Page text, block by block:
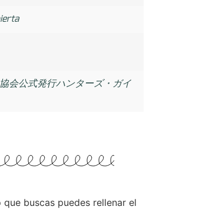
会公式発行ハンターズ・ガイ
buscas puedes rellenar el